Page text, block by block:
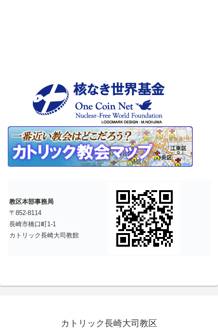
教区本部事務局
〒852-8114
長崎市橋口町1-1
カトリック長崎大司教館
カトリック長崎大司教区